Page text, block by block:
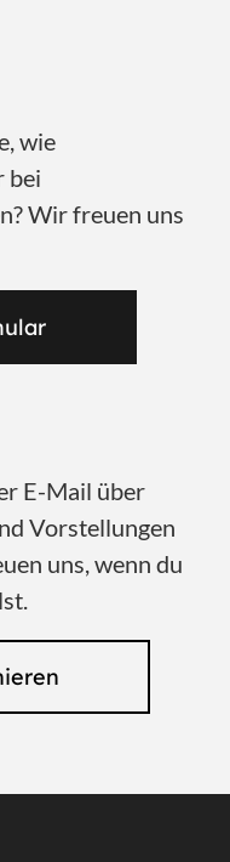
wie
bei
Wir freuen uns
E-Mail über
Vorstellungen
uns, wenn du